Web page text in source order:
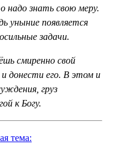
надо знать свою меру.
уныние появляется
задачи.
смиренно свой
донести его. В этом и
груз
к Богу.
тема: